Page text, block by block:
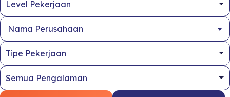
Nama Perusahaan